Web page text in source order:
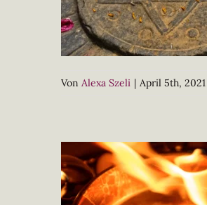
Von Alexa Szeli | April 5th, 2021